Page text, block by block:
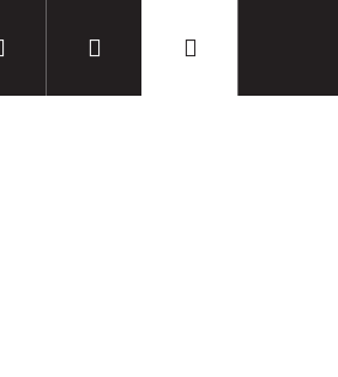
Přihlášení